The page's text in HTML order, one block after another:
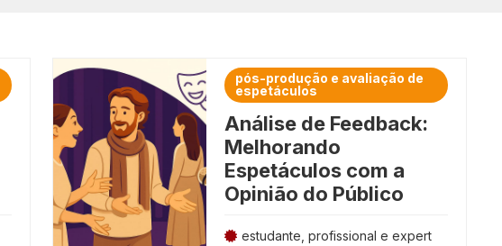
de
e Reparos
Mídias Sociais
Sustentabilidade e Energias
Renováveis
Tecnologia da Informação (TI) e
Programação
Vendas e Atendimento ao Cliente
pós-produção e avaliação de
espetáculos
Análise de Feedback:
Melhorando
Espetáculos com a
Opinião do Público
estudante, profissional e expert